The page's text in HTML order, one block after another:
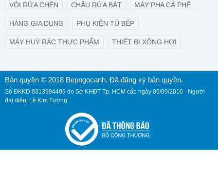
VÒI RỬA CHÉN CHẬU RỬA BÁT MÁY PHA CÀ PHÊ
HÀNG GIA DỤNG PHỤ KIỆN TỦ BẾP
MÁY HUỲ RÁC THỰC PHẨM THIẾT BỊ XÔNG HƠI
Bản quyền © 2018 Bepngocanh. Đã đăng ký bản quyền.
Số ĐKKD 0313994409 do Sở KHĐT Tp. HCM cấp ngày 05/09/2016 - Người
đại diện: Lê Kim Tường